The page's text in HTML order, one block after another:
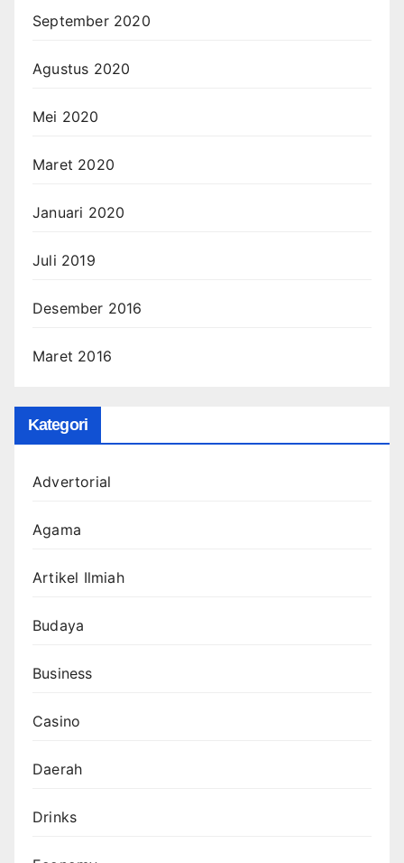
September 2020
Agustus 2020
Mei 2020
Maret 2020
Januari 2020
Juli 2019
Desember 2016
Maret 2016
Kategori
Advertorial
Agama
Artikel Ilmiah
Budaya
Business
Casino
Daerah
Drinks